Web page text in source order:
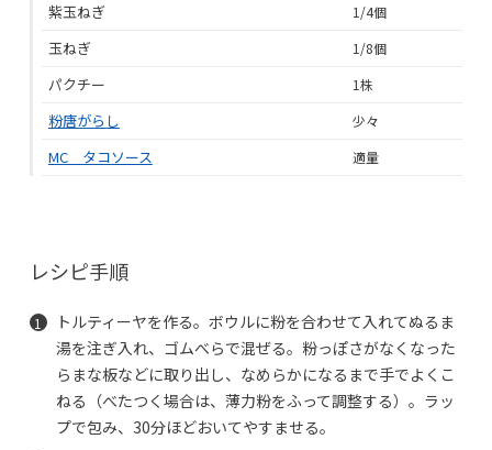
紫玉ねぎ 1/4個
玉ねぎ 1/8個
パクチー 1株
粉唐がらし 少々
MC タコソース 適量
レシピ手順
トルティーヤを作る。ボウルに粉を合わせて入れてぬるま
湯を注ぎ入れ、ゴムべらで混ぜる。粉っぽさがなくなった
らまな板などに取り出し、なめらかになるまで手でよくこ
ねる（べたつく場合は、薄力粉をふって調整する）。ラッ
プで包み、30分ほどおいてやすませる。